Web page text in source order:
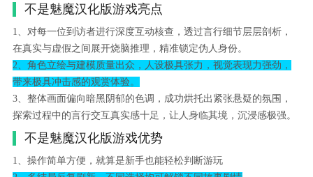
不是魅魔汉化版游戏亮点
1、对每一位到访者进行深度互动核查，透过言行细节层层剖析，
在真实与虚假之间展开烧脑推理，精准锁定伪人身份。
2、角色立绘与建模质量出众，人设极具张力，视觉表现力强劲，
带来极具冲击感的观赏体验。
3、整体画面偏向暗黑阴郁的色调，成功烘托出紧张悬疑的氛围，
探索过程中的言行交互真实感十足，让人身临其境，沉浸感极强。
不是魅魔汉化版游戏优势
1、操作简单方便，就算是新手也能轻松判断游玩